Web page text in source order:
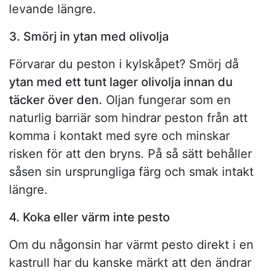
levande längre.
3. Smörj in ytan med olivolja
Förvarar du peston i kylskåpet? Smörj då
ytan med ett tunt lager olivolja innan du
täcker över den. Oljan fungerar som en
naturlig barriär som hindrar peston från att
komma i kontakt med syre och minskar
risken för att den bryns. På så sätt behåller
såsen sin ursprungliga färg och smak intakt
längre.
4. Koka eller värm inte pesto
Om du någonsin har värmt pesto direkt i en
kastrull har du kanske märkt att den ändrar